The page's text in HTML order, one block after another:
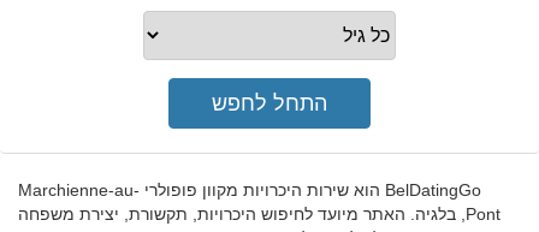
BelDatingGo הוא שירות היכרויות מקוון פופולרי Marchienne-au-
Pont, בלגיה. האתר מיועד לחיפוש היכרויות, תקשורת, יצירת משפחה